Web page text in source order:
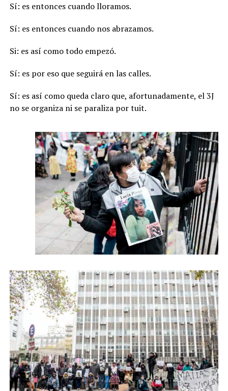
Sí: es entonces cuando lloramos.
Sí: es entonces cuando nos abrazamos.
Si: es así como todo empezó.
Sí: es por eso que seguirá en las calles.
Sí: es así como queda claro que, afortunadamente, el 3J
no se organiza ni se paraliza por tuit.